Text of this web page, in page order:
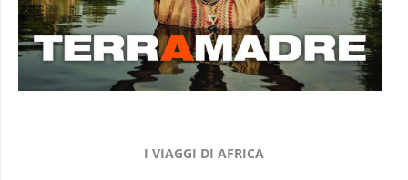
I VIAGGI DI AFRICA